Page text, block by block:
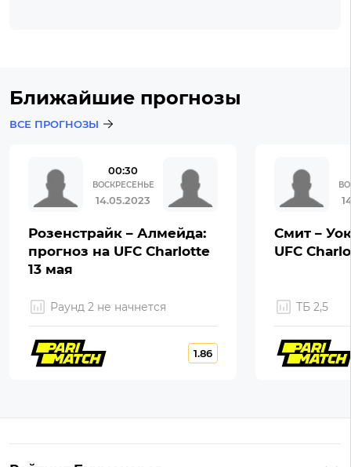
Ближайшие прогнозы
ВСЕ ПРОГНОЗЫ
00:30
ВОСКРЕСЕНЬЕ
14.05.2023
Розенстрайк – Алмейда:
прогноз на UFC Charlotte
13 мая
Раунд 2 не начнется
1.86
Смит –
UFC
ТБ 2,5